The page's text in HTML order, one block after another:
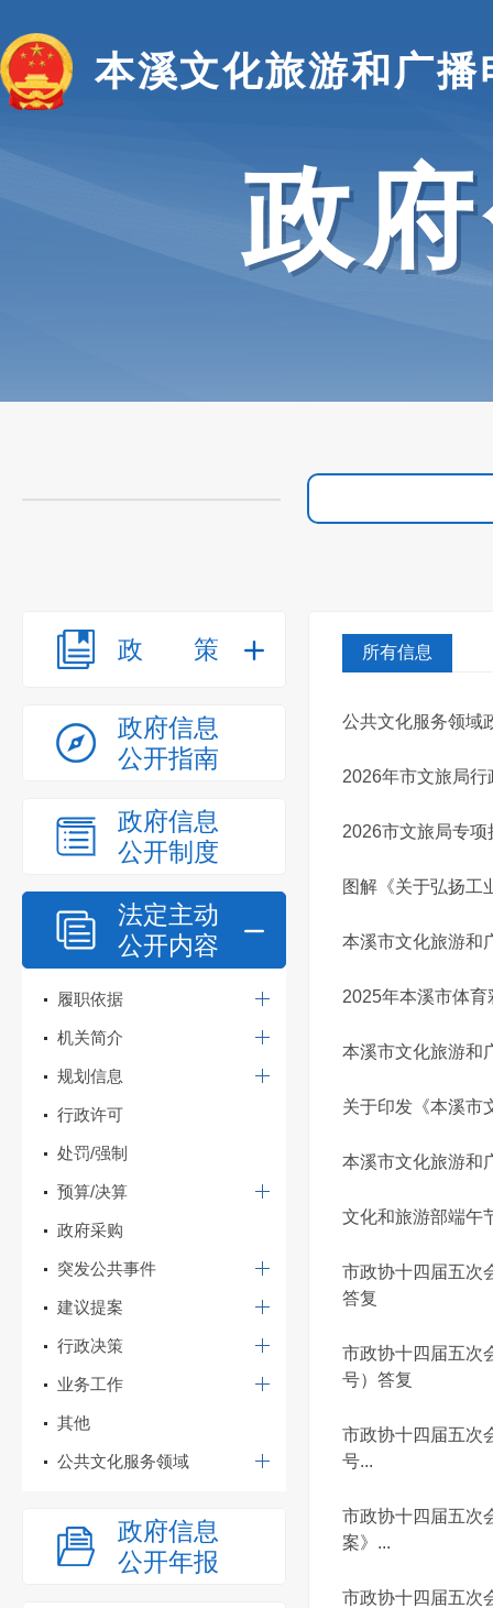
本溪文化旅游和广播
政
政策
政府信息
公开指南
政府信息
公开制度
法定主动
公开内容
履职依据
机关简介
规划信息
行政许可
处罚/强制
预算/决算
政府采购
突发公共事件
建议提案
行政决策
业务工作
其他
公共文化服务领域
政府信息
公开年报
所有信息
公共文化服务领域
2026年市文旅局
2026市文旅局专
图解《关于弘扬工
本溪市文化旅游和
2025年本溪市体
本溪市文化旅游和
关于印发《本溪市
本溪市文化旅游和
文化和旅游部端午
市政协十四届五次
答复
市政协十四届五次
号）答复
市政协十四届五次
号...
市政协十四届五次
案》...
市政协十四届五次